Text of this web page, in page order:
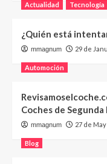
Actualidad Tecnología
¿Quién está
mmagnum 29 de
Automoción
Coches de
mmagnum 27 de
Blog